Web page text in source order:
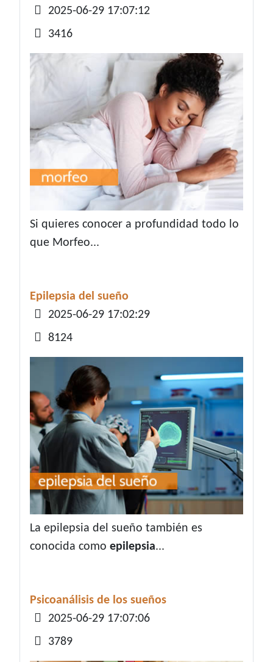
Detalles
2025-06-29 17:07:12
3416
Si quieres conocer a profundidad todo lo
que Morfeo...
Epilepsia del sueño
Detalles
2025-06-29 17:02:29
8124
La epilepsia del sueño también es
conocida como epilepsia...
Psicoanálisis de los sueños
Detalles
2025-06-29 17:07:06
3789